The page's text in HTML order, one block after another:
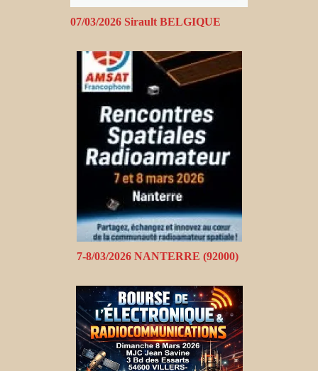
07/03/2026 Sirault BELGIQUE
7-8/03/2026 NANTERRE (92000)